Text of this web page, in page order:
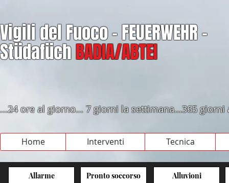
Vigili del Fuoco - FEUERWEHR -
StüdafüchBADIA/ABTEI
...24 ore al giorno... 7 giorni la settimana...365
Home Interventi Tecnica
Allarme Pronto soccorso Alluvioni